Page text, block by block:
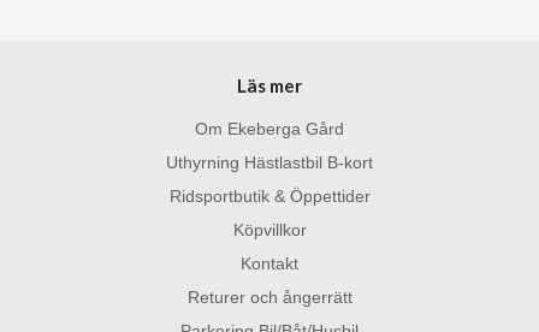
Läs mer
Om Ekeberga Gård
Uthyrning Hästlastbil B-kort
Ridsportbutik & Öppettider
Köpvillkor
Kontakt
Returer och ångerrätt